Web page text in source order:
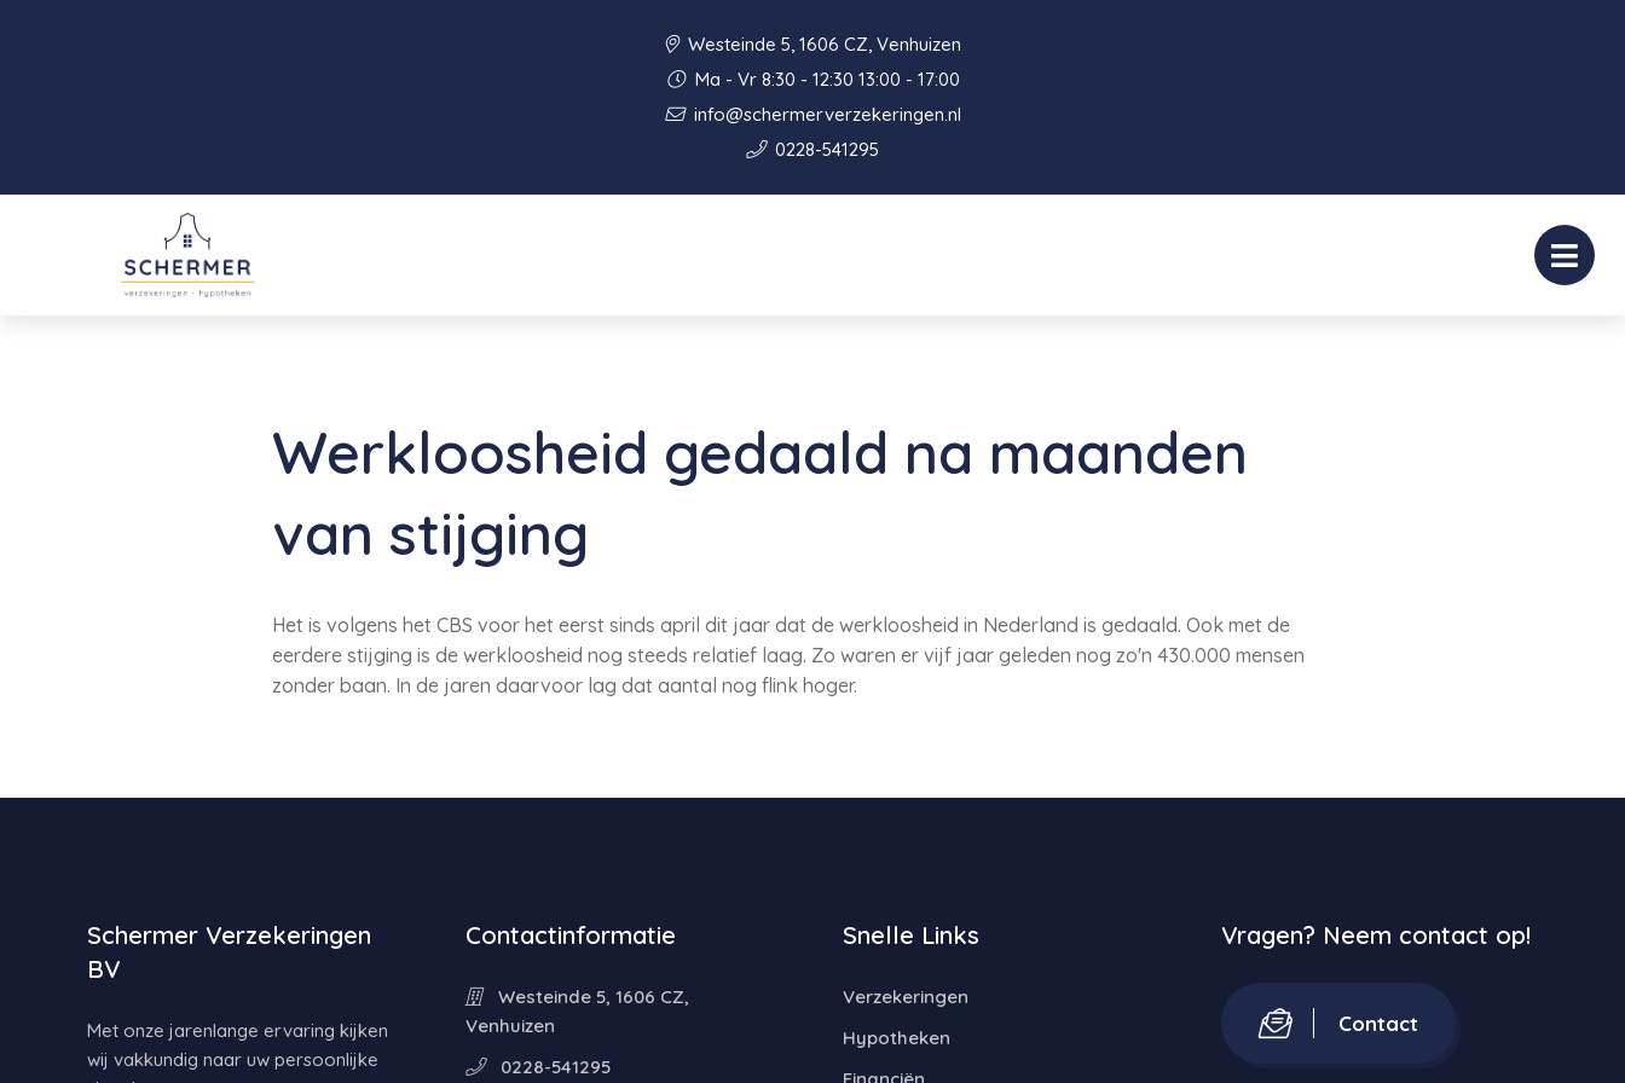
Westeinde 5, 1606 CZ, Venhuizen
Ma - Vr 8:30 - 12:30 13:00 - 17:00
info@schermerverzekeringen.nl
0228-541295
Werkloosheid gedaald na maanden
van stijging
Het is volgens het CBS voor het eerst sinds april dit jaar dat de werkloosheid in Nederland is gedaald. Ook met de
eerdere stijging is de werkloosheid nog steeds relatief laag. Zo waren er vijf jaar geleden nog zo'n 430.000 mensen
zonder baan. In de jaren daarvoor lag dat aantal nog flink hoger.
Schermer Verzekeringen
BV
Met onze jarenlange ervaring kijken
wij vakkundig naar uw persoonlijke
Contactinformatie
Westeinde 5, 1606 CZ,
Venhuizen
0228-541295
Snelle Links
Verzekeringen
Hypotheken
Vragen? Neem contact op!
Contact